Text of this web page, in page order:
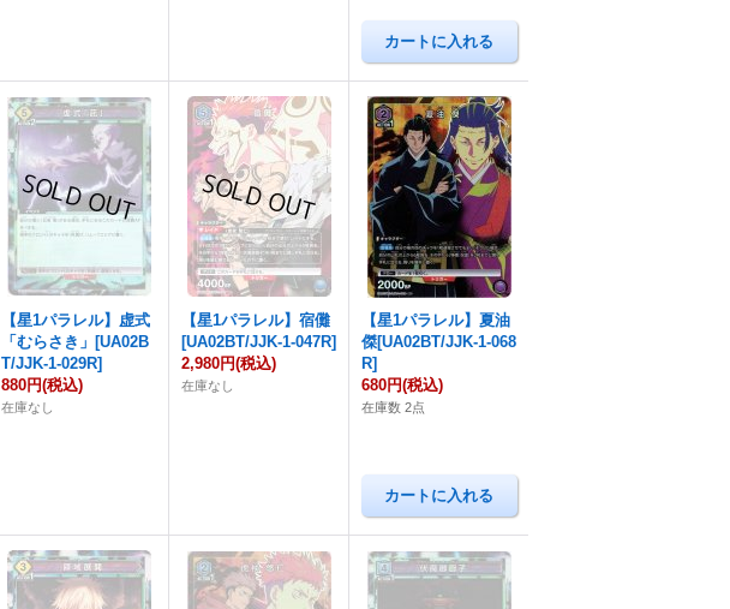
【星1パラレル】虚式
「むらさき」[UA02B
T/JJK-1-029R]
880円(税込)
在庫なし
【星1パラレル】宿儺
[UA02BT/JJK-1-047R]
2,980円(税込)
在庫なし
【星1パラレル】夏油
傑[UA02BT/JJK-1-068
R]
680円(税込)
在庫数 2点